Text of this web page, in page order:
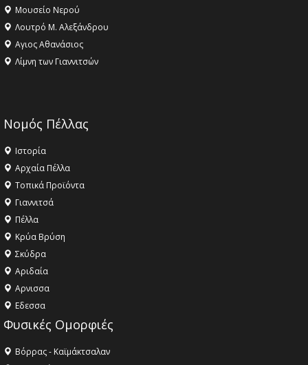
Μουσείο Νερού
Λουτρό Μ. Αλεξάνδρου
Αγιος Αθανάσιος
Λίμνη των Γιαννιτσών
Νομός Πέλλας
Ιστορία
Αρχαία Πέλλα
Τοπικά Προϊόντα
Γιαννιτσά
Πέλλα
Κρύα Βρύση
Σκύδρα
Αριδαία
Aρνισσα
Eδεσσα
Φυσικές Ομορφιές
Βόρρας - Καϊμάκτσαλαν